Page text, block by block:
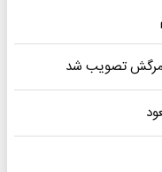
مرگش تصویب شد